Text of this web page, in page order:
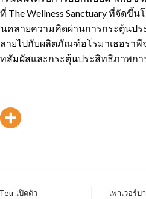
Wellness Sanctuary ที่จัดขึ้
คลายความคิดผ่านการกระตุ้นป
ยไปกับผลิตภัณฑ์อโรมาเธอราพี
สัมผัสและกระตุ้นประสิทธิภาพกา
เปิดตัว
เพาเวอร์